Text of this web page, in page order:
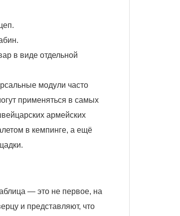
в виде отдельной
модули часто
применяться в самых
армейских
в кемпинге, а ещё
— это не первое, на
и представляют, что